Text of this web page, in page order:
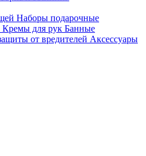
Наборы подарочные
Кремы для рук Банные
от вредителей Аксессуары